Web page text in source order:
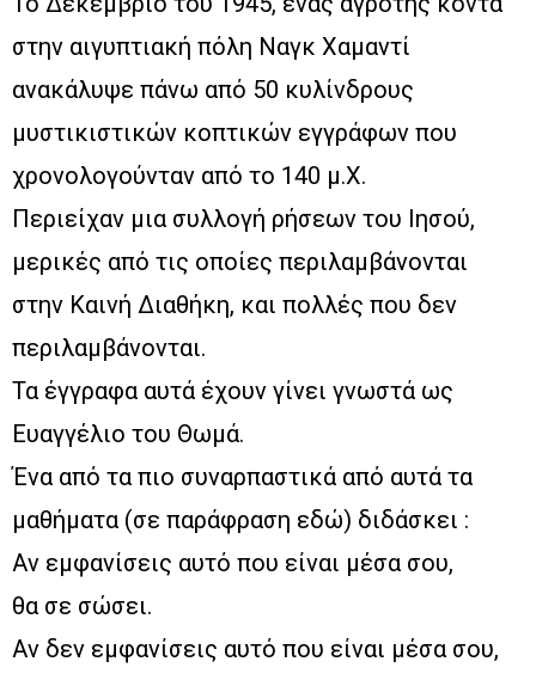
στην αιγυπτιακή πόλη Ναγκ Χαμαντί
ανακάλυψε πάνω από 50 κυλίνδρους
μυστικιστικών κοπτικών εγγράφων που
χρονολογούνταν από το 140 μ.Χ.
Περιείχαν μια συλλογή ρήσεων του Ιησού,
μερικές από τις οποίες περιλαμβάνονται
στην Καινή Διαθήκη, και πολλές που δεν
περιλαμβάνονται.
Τα έγγραφα αυτά έχουν γίνει γνωστά ως
Ευαγγέλιο του Θωμά.
Ένα από τα πιο συναρπαστικά από αυτά τα
μαθήματα (σε παράφραση εδώ) διδάσκει :
Αν εμφανίσεις αυτό που είναι μέσα σου,
θα σε σώσει.
Αν δεν εμφανίσεις αυτό που είναι μέσα σου,